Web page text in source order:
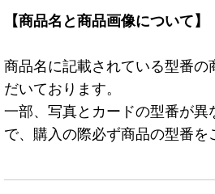
【商品名と商品画像について】
商品名に記載されている型番の
だいております。
一部、写真とカードの型番が異
で、購入の際必ず商品の型番を